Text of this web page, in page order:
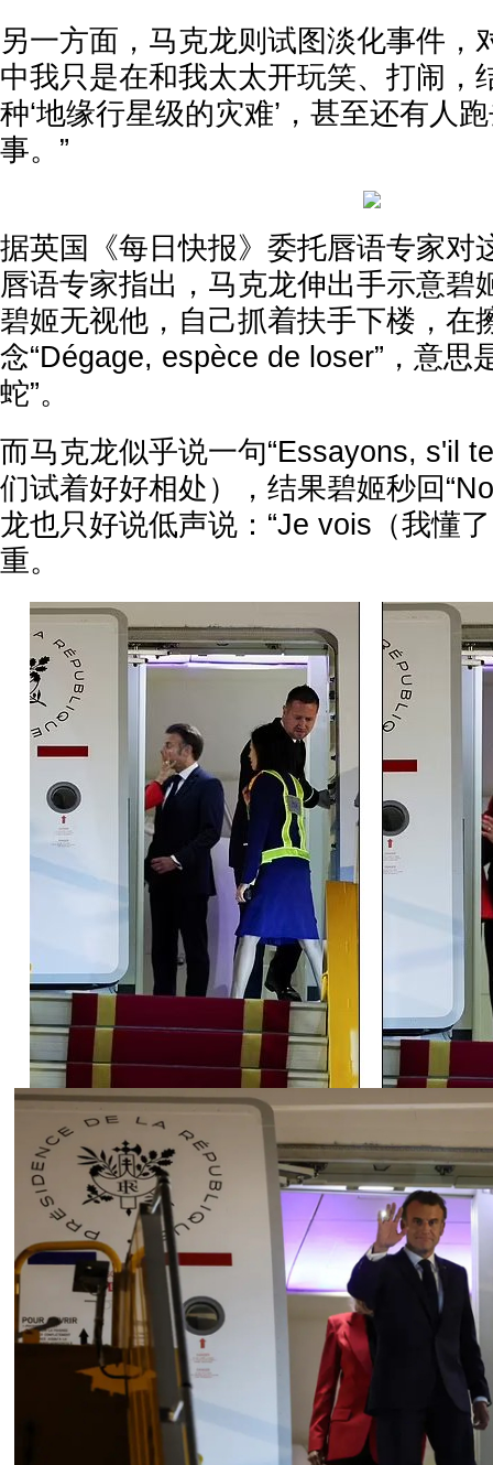
另一方面，马克龙则试图淡化事件，
中我只是在和我太太开玩笑、打闹，
种‘地缘行星级的灾难’，甚至还有人
事。”
据英国《每日快报》委托唇语专家对
唇语专家指出，马克龙伸出手示意碧
碧姬无视他，自己抓着扶手下楼，在
念“Dégage, espèce de loser”，意思
蛇”。
而马克龙似乎说一句“Essayons, s'il
们试着好好相处），结果碧姬秒回
龙也只好说低声说：“Je vois（我懂
重。